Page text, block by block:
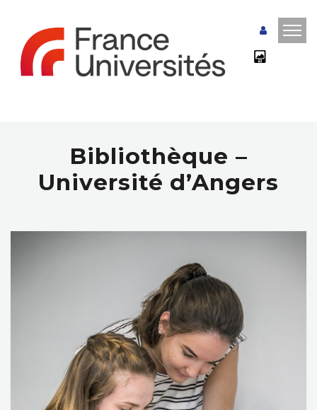
Bibliothèque –
Université d’Angers